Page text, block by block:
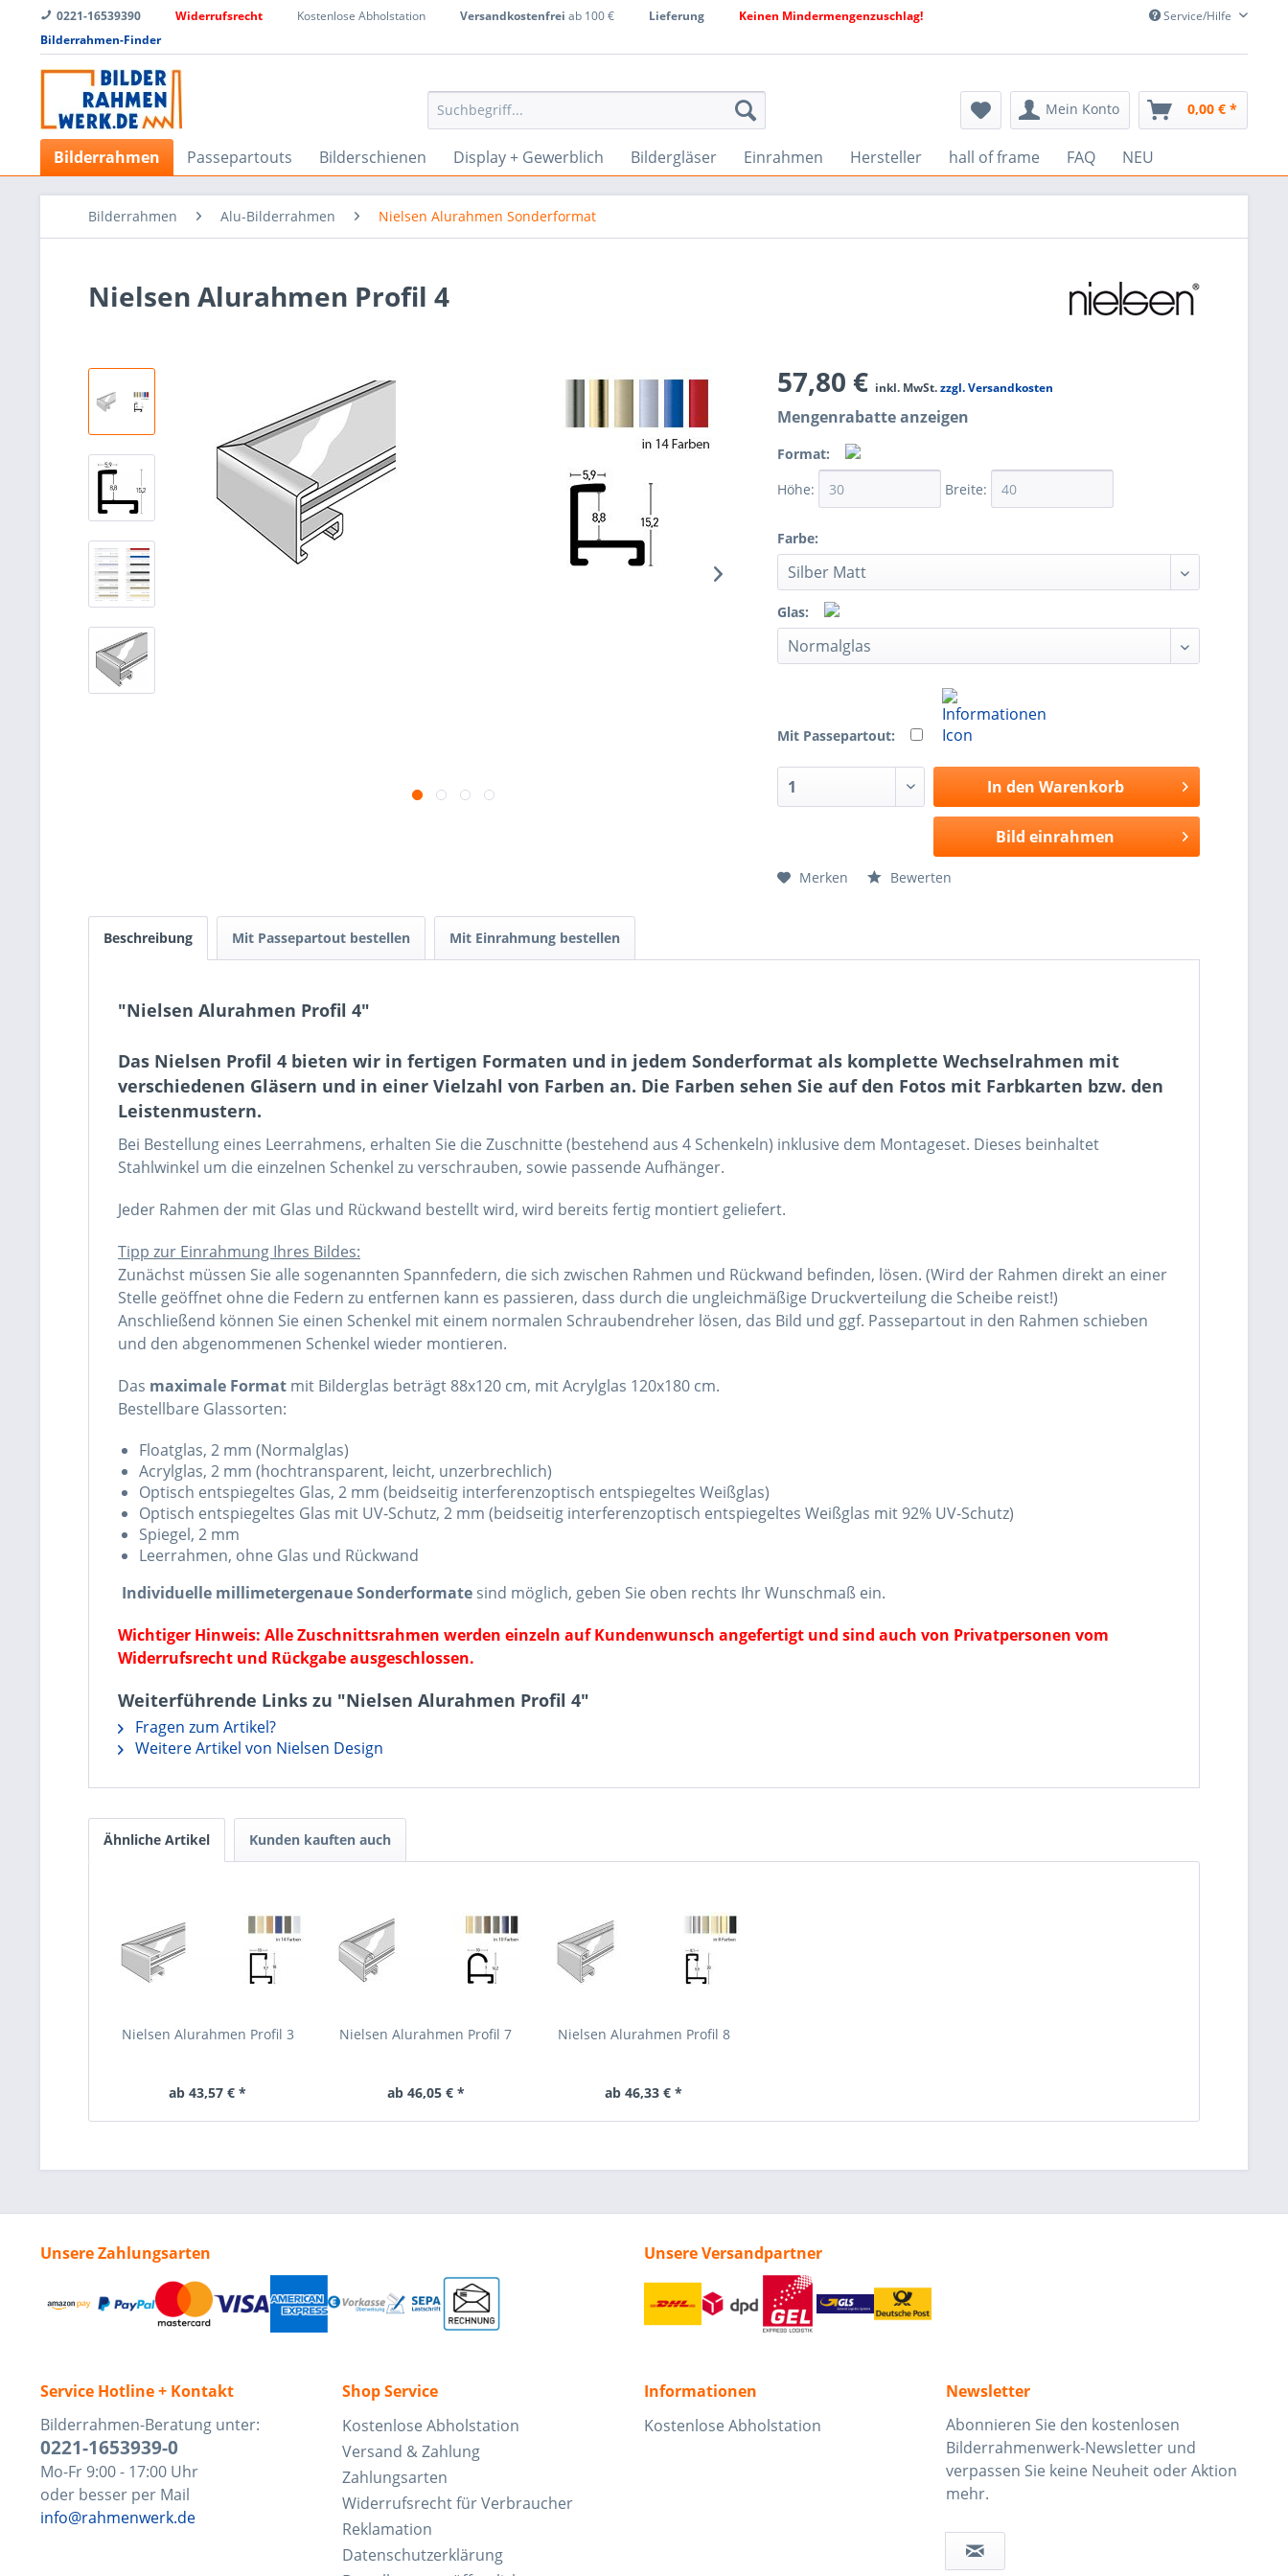
0221-16539390 Widerrufsrecht Kostenlose Abholstation Versandkostenfrei ab 100 € Lieferung
Keinen Mindermengenzuschlag!
Bilderrahmen-Finder
Service/Hilfe
Mein Konto 0,00 € *
Bilderrahmen Passepartouts Bilderschienen Display + Gewerblich Bildergläser Einrahmen Hersteller hall of frame FAQ NEU
Bilderrahmen Alu-Bilderrahmen Nielsen Alurahmen Sonderformat
Nielsen Alurahmen Profil 4
57,80 € inkl. MwSt.zzgl. Versandkosten
Mengenrabatte anzeigen
Format:
Höhe:
Breite:
Farbe:
Glas:
Mit Passepartout:
In den Warenkorb
Bild einrahmen
Merken Bewerten
Beschreibung Mit Passepartout bestellen Mit Einrahmung bestellen
"Nielsen Alurahmen Profil 4"
Das Nielsen Profil 4 bieten wir in fertigen Formaten und in jedem Sonderformat als komplette Wechselrahmen mit
verschiedenen Gläsern und in einer Vielzahl von Farben an. Die Farben sehen Sie auf den Fotos mit Farbkarten bzw. den
Leistenmustern.
Bei Bestellung eines Leerrahmens, erhalten Sie die Zuschnitte (bestehend aus 4 Schenkeln) inklusive dem Montageset. Dieses beinhaltet
Stahlwinkel um die einzelnen Schenkel zu verschrauben, sowie passende Aufhänger.
Jeder Rahmen der mit Glas und Rückwand bestellt wird, wird bereits fertig montiert geliefert.
Tipp zur Einrahmung Ihres Bildes:
Zunächst müssen Sie alle sogenannten Spannfedern, die sich zwischen Rahmen und Rückwand befinden, lösen. (Wird der Rahmen direkt an einer
Stelle geöffnet ohne die Federn zu entfernen kann es passieren, dass durch die ungleichmäßige Druckverteilung die Scheibe reist!)
Anschließend können Sie einen Schenkel mit einem normalen Schraubendreher lösen, das Bild und ggf. Passepartout in den Rahmen schieben
und den abgenommenen Schenkel wieder montieren.
Das maximale Format mit Bilderglas beträgt 88x120 cm, mit Acrylglas 120x180 cm.
Bestellbare Glassorten:
Floatglas, 2 mm (Normalglas)
Acrylglas, 2 mm (hochtransparent, leicht, unzerbrechlich)
Optisch entspiegeltes Glas, 2 mm (beidseitig interferenzoptisch entspiegeltes Weißglas)
Optisch entspiegeltes Glas mit UV-Schutz, 2 mm (beidseitig interferenzoptisch entspiegeltes Weißglas mit 92% UV-Schutz)
Spiegel, 2 mm
Leerrahmen, ohne Glas und Rückwand
Individuelle millimetergenaue Sonderformate sind möglich, geben Sie oben rechts Ihr Wunschmaß ein.
Wichtiger Hinweis: Alle Zuschnittsrahmen werden einzeln auf Kundenwunsch angefertigt und sind auch von Privatpersonen vom
Widerrufsrecht und Rückgabe ausgeschlossen.
Weiterführende Links zu "Nielsen Alurahmen Profil 4"
Fragen zum Artikel?
Weitere Artikel von Nielsen Design
Ähnliche Artikel Kunden kauften auch
Nielsen Alurahmen Profil 3
ab 43,57 € *
Nielsen Alurahmen Profil 7
ab 46,05 € *
Nielsen Alurahmen Profil 8
ab 46,33 € *
Unsere Zahlungsarten Unsere Versandpartner
Service Hotline + Kontakt
Bilderrahmen-Beratung unter:
0221-1653939-0
Mo-Fr 9:00 - 17:00 Uhr
oder besser per Mail
info@rahmenwerk.de
Shop Service
Kostenlose Abholstation
Versand & Zahlung
Zahlungsarten
Widerrufsrecht für Verbraucher
Reklamation
Datenschutzerklärung
Informationen
Kostenlose Abholstation
Newsletter
Abonnieren Sie den kostenlosen
Bilderrahmenwerk-Newsletter und
verpassen Sie keine Neuheit oder Aktion
mehr.